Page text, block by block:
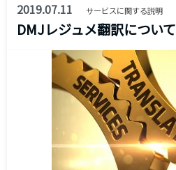
2019.07.11 サービスに関する説明
DMJレジュメ翻訳について